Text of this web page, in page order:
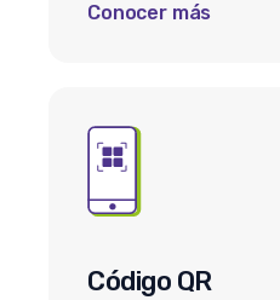
Conocer más
Código QR